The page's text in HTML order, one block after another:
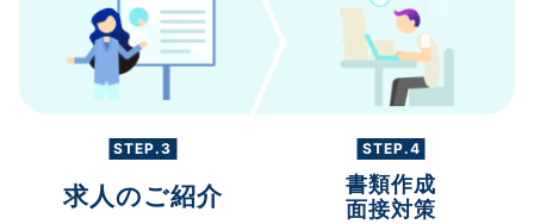
STEP.3
求人のご紹介
STEP.4
書類作成
面接対策